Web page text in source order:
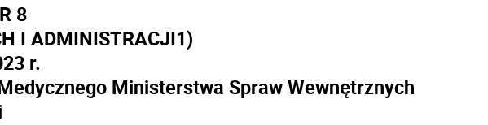
8
I ADMINISTRACJI1)
r.
Ministerstwa Spraw Wewnętrznych